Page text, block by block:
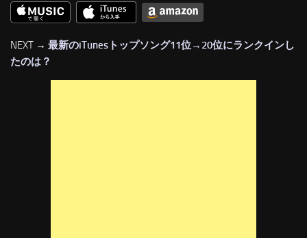
NEXT → 最新のiTunesトップソング11位→20位にランクインし
たのは？